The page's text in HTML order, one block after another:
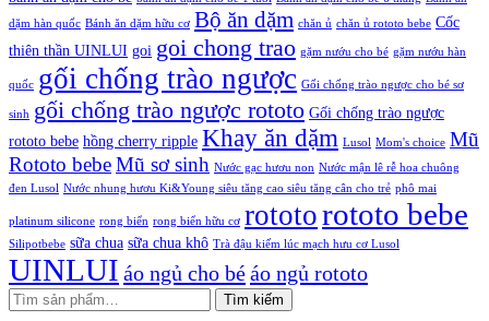
dặm hàn quốc Bánh ăn dặm hữu cơ Bộ ăn dặm chăn ủ chăn ủ rototo bebe Cốc
thiên thần UINLUI goi goi chong trao gặm nướu cho bé gặm nướu hàn
quốc gối chống trào ngược Gối chống trào ngược cho bé sơ
sinh gối chống trào ngược rototo Gối chống trào ngược
rototo bebe hồng cherry ripple Khay ăn dặm Lusol Mom's choice Mũ
Rototo bebeMũ sơ sinh Nước gạc hươu non Nước mận lê rễ hoa chuông
đen Lusol Nước nhung hươu Ki&Young siêu tăng cao siêu tăng cân cho trẻ phô mai
platinum silicone rong biển rong biển hữu cơ rototorototo bebe
Silipotbebe sữa chua sữa chua khô Trà đậu kiếm lúc mạch hưu cơ Lusol
UINLUI áo ngủ cho béáo ngủ rototo
Tìm kiếm